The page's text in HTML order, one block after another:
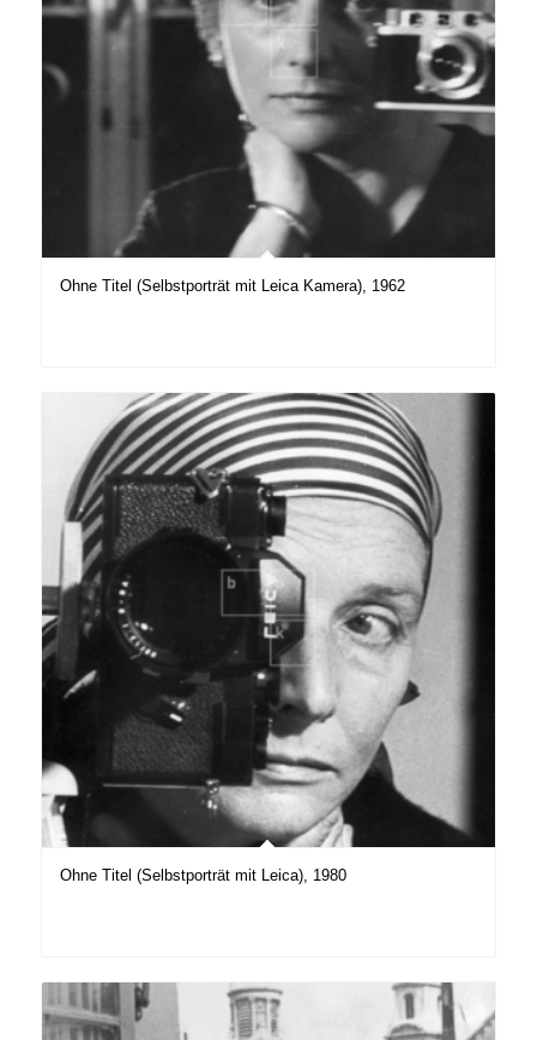
Ohne Titel (Selbstporträt mit Leica Kamera), 1962
Ohne Titel (Selbstporträt mit Leica), 1980